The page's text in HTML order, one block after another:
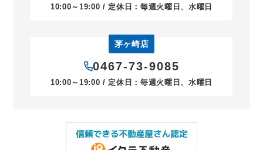
10:00～19:00 / 定休日：毎週火曜日、水曜日
茅ヶ崎店
0467-73-9085
10:00～19:00 / 定休日：毎週火曜日、水曜日